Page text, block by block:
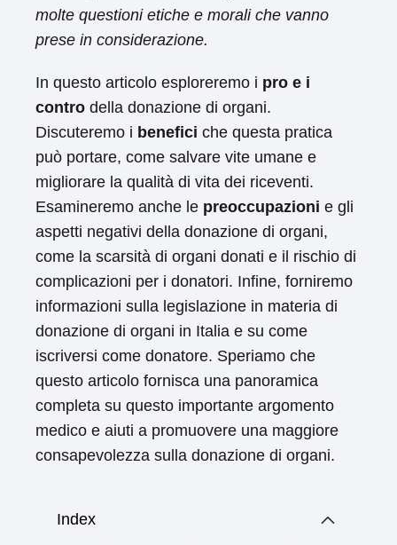
molte questioni etiche e morali che vanno
prese in considerazione.
In questo articolo esploreremo i pro e i
contro della donazione di organi.
Discuteremo i benefici che questa pratica
può portare, come salvare vite umane e
migliorare la qualità di vita dei riceventi.
Esamineremo anche le preoccupazioni e gli
aspetti negativi della donazione di organi,
come la scarsità di organi donati e il rischio di
complicazioni per i donatori. Infine, forniremo
informazioni sulla legislazione in materia di
donazione di organi in Italia e su come
iscriversi come donatore. Speriamo che
questo articolo fornisca una panoramica
completa su questo importante argomento
medico e aiuti a promuovere una maggiore
consapevolezza sulla donazione di organi.
Index